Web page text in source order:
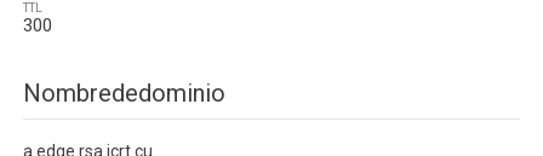
TTL
300
Nombrededominio
a.edge.rsa.icrt.cu